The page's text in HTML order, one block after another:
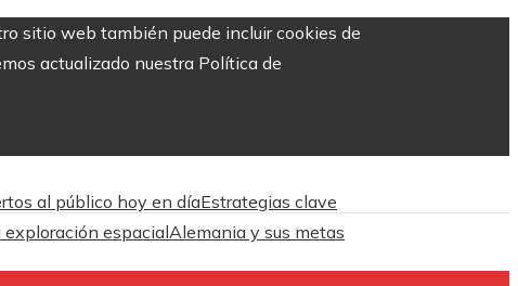
sitio web también puede incluir cookies de
actualizado nuestra Política de
al público hoy en díaEstrategias clave
exploración espacialAlemania y sus metas